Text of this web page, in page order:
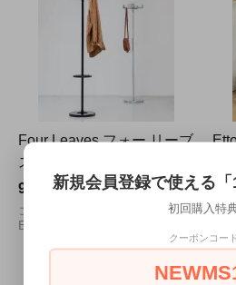
Four Leaves フォー リーブ
ス
93,500円(税込)
コートハンガー
Edward Barber & Jay Osgerby
オ
18商品中1-6
新規会員登録で使える「
初回購入特
クーポンコー